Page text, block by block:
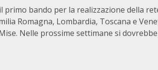
bando per la realizzazione della
Romagna, Lombardia, Toscana e
Nelle prossime settimane si